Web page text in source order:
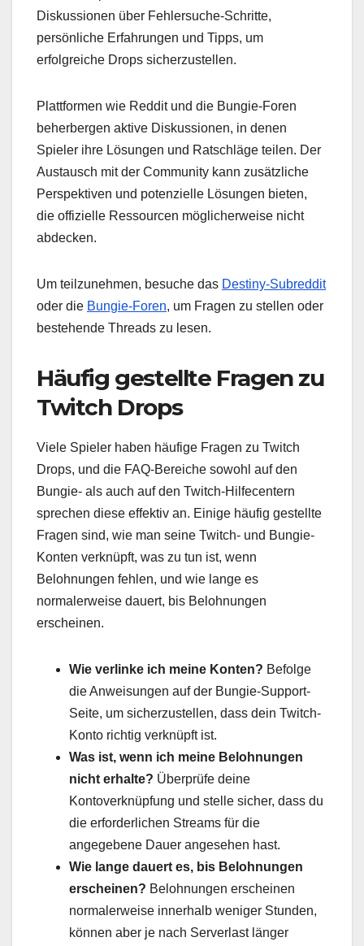
Diskussionen über Fehlersuche-Schritte,
persönliche Erfahrungen und Tipps, um
erfolgreiche Drops sicherzustellen.
Plattformen wie Reddit und die Bungie-Foren
beherbergen aktive Diskussionen, in denen
Spieler ihre Lösungen und Ratschläge teilen. Der
Austausch mit der Community kann zusätzliche
Perspektiven und potenzielle Lösungen bieten,
die offizielle Ressourcen möglicherweise nicht
abdecken.
Um teilzunehmen, besuche das Destiny-Subreddit
oder die Bungie-Foren, um Fragen zu stellen oder
bestehende Threads zu lesen.
Häufig gestellte Fragen zu
Twitch Drops
Viele Spieler haben häufige Fragen zu Twitch
Drops, und die FAQ-Bereiche sowohl auf den
Bungie- als auch auf den Twitch-Hilfecentern
sprechen diese effektiv an. Einige häufig gestellte
Fragen sind, wie man seine Twitch- und Bungie-
Konten verknüpft, was zu tun ist, wenn
Belohnungen fehlen, und wie lange es
normalerweise dauert, bis Belohnungen
erscheinen.
Wie verlinke ich meine Konten? Befolge
die Anweisungen auf der Bungie-Support-
Seite, um sicherzustellen, dass dein Twitch-
Konto richtig verknüpft ist.
Was ist, wenn ich meine Belohnungen
nicht erhalte? Überprüfe deine
Kontoverknüpfung und stelle sicher, dass du
die erforderlichen Streams für die
angegebene Dauer angesehen hast.
Wie lange dauert es, bis Belohnungen
erscheinen? Belohnungen erscheinen
normalerweise innerhalb weniger Stunden,
können aber je nach Serverlast länger